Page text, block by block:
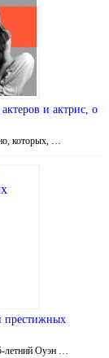
и актрис, о
которых, …
престижных
летний Оуэн …